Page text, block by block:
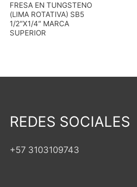
FRESA EN TUNGSTENO
(LIMA ROTATIVA) SB5
1/2″X1/4″ MARCA
SUPERIOR
REDES SOCIALES
+57 3103109743